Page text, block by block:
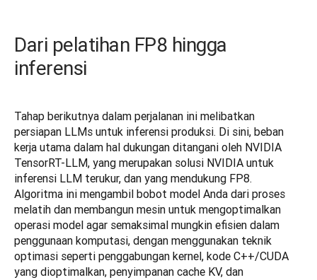
Dari pelatihan FP8 hingga
inferensi
Tahap berikutnya dalam perjalanan ini melibatkan
persiapan LLMs untuk inferensi produksi. Di sini, beban
kerja utama dalam hal dukungan ditangani oleh NVIDIA
TensorRT-LLM, yang merupakan solusi NVIDIA untuk
inferensi LLM terukur, dan yang mendukung FP8.
Algoritma ini mengambil bobot model Anda dari proses
melatih dan membangun mesin untuk mengoptimalkan
operasi model agar semaksimal mungkin efisien dalam
penggunaan komputasi, dengan menggunakan teknik
optimasi seperti penggabungan kernel, kode C++/CUDA
yang dioptimalkan, penyimpanan cache KV, dan